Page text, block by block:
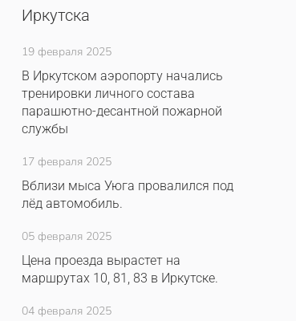
Иркутска
19 февраля 2025
В Иркутском аэропорту начались
тренировки личного состава
парашютно-десантной пожарной
службы
17 февраля 2025
Вблизи мыса Уюга провалился под
лёд автомобиль.
05 февраля 2025
Цена проезда вырастет на
маршрутах 10, 81, 83 в Иркутске.
04 февраля 2025